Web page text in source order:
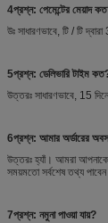
4প্রশ্ন: পেমেন্টের মেয়াদ
উঃ সাধারণভাবে, টি / টি
5প্রশ্ন: ডেলিভারি টাইম
উত্তরঃ সাধারণভাবে, 15
6প্রশ্ন: আমার অর্ডারের
উত্তরঃ হ্যাঁ। আমরা আপনাকে
সময়মতো সর্বশেষ তথ্য
7প্রশ্ন: নমুনা পাওয়া যায়?